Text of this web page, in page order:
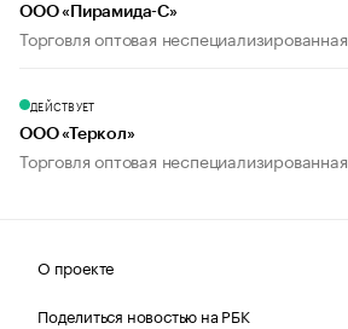
ООО «Пирамида-С»
Торговля оптовая неспециализированная
ДЕЙСТВУЕТ
ООО «Теркол»
Торговля оптовая неспециализированная
О проекте
Поделиться новостью на РБК